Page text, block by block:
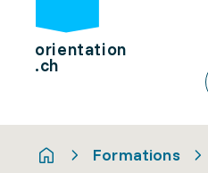
orientation
.ch
Formations